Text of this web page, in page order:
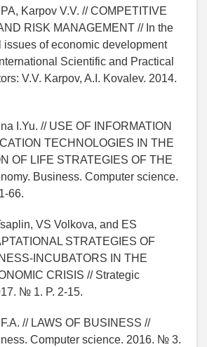
Karpov V.V. // COMPETITIVE
RISK MANAGEMENT // In the
issues of economic development
Scientific and Practical
V.V. Karpov, A.I. Kovalev. 2014.
I.Yu. // USE OF INFORMATION
TECHNOLOGIES IN THE
OF LIFE STRATEGIES OF THE
Business. Computer science.
66.
VS Volkova, and ES
STRATEGIES OF
INCUBATORS IN THE
CRISIS // Strategic
№ 1. P. 2-15.
// LAWS OF BUSINESS //
Computer science. 2016. № 3.